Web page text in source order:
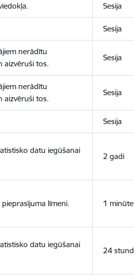
Sesija
Sesija
nerādītu
aizvēruši tos.
Sesija
nerādītu
aizvēruši tos.
Sesija
Sesija
datu iegūšanai
2 gadi
līmeni. 1 minūte
datu iegūšanai
24